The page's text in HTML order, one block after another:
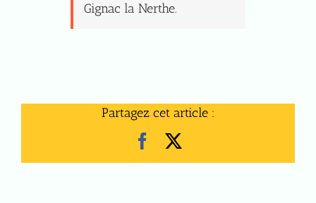
Gignac la Nerthe.
Partagez cet article :
Facebook